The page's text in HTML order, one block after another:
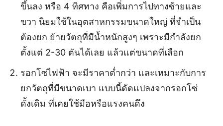
ขึ้นลง หรือ 4 ทิศทาง คือเพิ่มการไปทางซ้ายและ
ขวา นิยมใช้ในอุตสาหกรรมขนาดใหญ่ ที่จำเป็น
ต้องยก ย้ายวัตถุที่มีน้ำหนักสูงๆ เพราะมีกำลังยก
ตั้งแต่ 2-30 ตันได้เลย แล้วแต่ขนาดที่เลือก
รอกโซ่ไฟฟ้า จะมีราคาต่ำกว่า และเหมาะกับการ
ยกวัตถุที่มีขนาดเบา แบบนี้ดัดแปลงจากรอกโซ่
ดั้งเดิม ที่เคยใช้มือหรือแรงคนดึง